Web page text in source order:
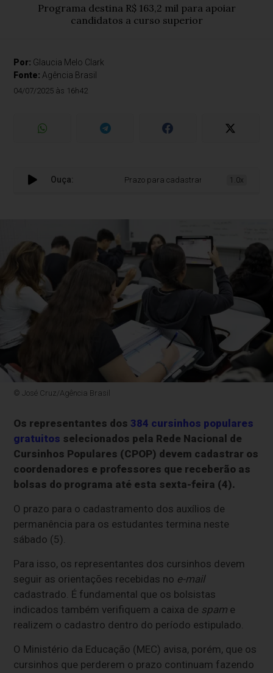
Programa destina R$ 163,2 mil para apoiar
candidatos a curso superior
Por: Glaucia Melo Clark
Fonte: Agência Brasil
04/07/2025 às 16h42
Ouça: Prazo para cadastrar beneficiários em
1.0x
© José Cruz/Agência Brasil
Os representantes dos 384 cursinhos populares
gratuitos selecionados pela Rede Nacional de
Cursinhos Populares (CPOP) devem cadastrar os
coordenadores e professores que receberão as
bolsas do programa até esta sexta-feira (4).
O prazo para o cadastramento dos auxílios de
permanência para os estudantes termina neste
sábado (5).
Para isso, os representantes dos cursinhos devem
seguir as orientações recebidas no e-mail
cadastrado. É fundamental que os bolsistas
indicados também verifiquem a caixa de spam e
realizem o cadastro dentro do período estipulado.
O Ministério da Educação (MEC) avisa, porém, que os
cursinhos que perderem o prazo continuam fazendo